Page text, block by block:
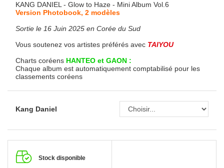
KANG DANIEL - Glow to Haze - Mini Album Vol.6
Version Photobook, 2 modèles
Sortie le 16 Juin 2025 en Corée du Sud
Vous soutenez vos artistes préférés avec TAIYOU
Charts coréens HANTEO et GAON :
Chaque album est automatiquement comptabilisé pour les
classements coréens
Kang Daniel
Stock disponible